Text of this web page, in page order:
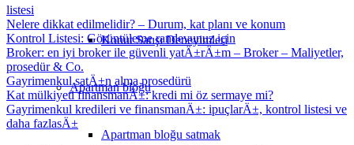
Konut Satışı Deneyimleri
Apartman bloğu
Apartman bloğu satmak
listesi
Nelere dikkat edilmelidir? – Durum, kat planı ve konum
Kontrol Listesi: Görüntüleme randevunuz için
Broker: en iyi broker ile güvenli yatÄ±rÄ±m – Broker – Maliyetler,
prosedür & Co.
Gayrimenkul satÄ±n alma prosedürü
Kat mülkiyeti finansmanÄ±: kredi mi öz sermaye mi?
Gayrimenkul kredileri ve finansmanÄ±: ipuçlarÄ±, kontrol listesi ve
daha fazlasÄ±